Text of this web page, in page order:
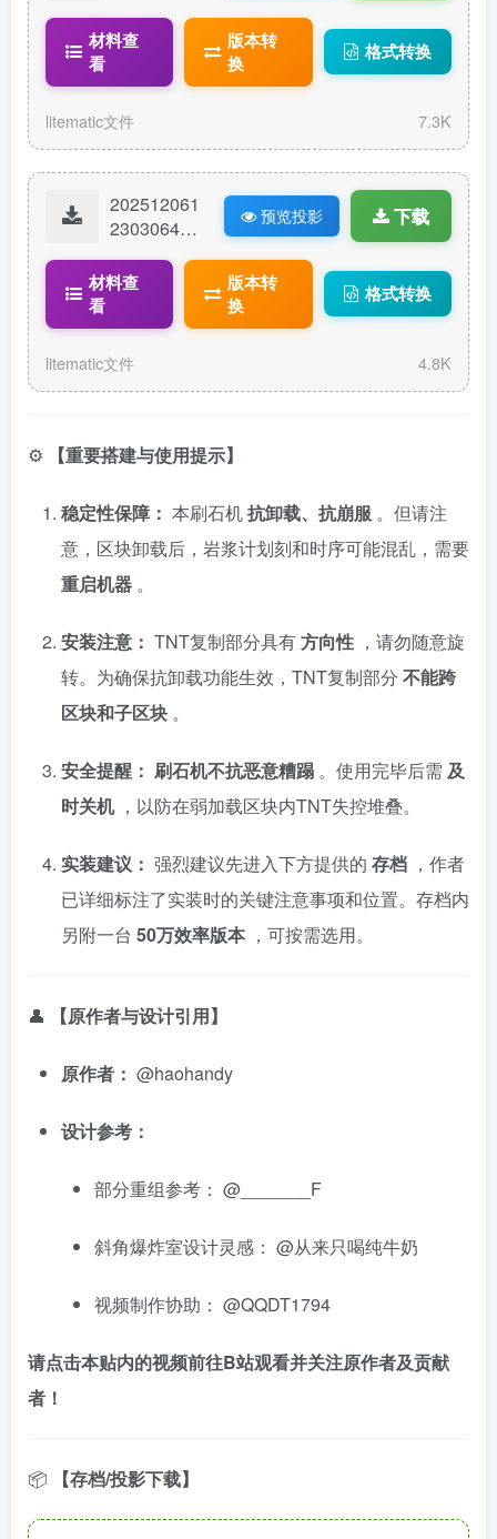
机_-2024.2.
handy.litem
材料查
看
版本转
换
格式转换
litematic文件 7.3K
202512061
23030644-
0万版刷石
预览投影 下载
材料查
看
版本转
换
格式转换
litematic文件 4.8K
⚙️ 【重要搭建与使用提示】
稳定性保障： 本刷石机抗卸载、抗崩服 。但请注
意，区块卸载后，岩浆计划刻和时序可能混乱，需要
重启机器 。
安装注意： TNT复制部分具有方向性 ，请勿随意旋
转。为确保抗卸载功能生效，TNT复制部分 不能跨
区块和子区块 。
安全提醒： 刷石机不抗恶意糟蹋 。使用完毕后需 及
时关机 ，以防在弱加载区块内TNT失控堆叠。
实装建议： 强烈建议先进入下方提供的 存档 ，作者
已详细标注了实装时的关键注意事项和位置。存档内
另附一台 50万效率版本 ，可按需选用。
👤 【原作者与设计引用】
原作者： @haohandy
设计参考：
部分重组参考： @_______F
斜角爆炸室设计灵感： @从来只喝纯牛奶
视频制作协助： @QQDT1794
请点击本贴内的视频前往B站观看并关注原作者及贡献
者！
📦 【存档/投影下载】